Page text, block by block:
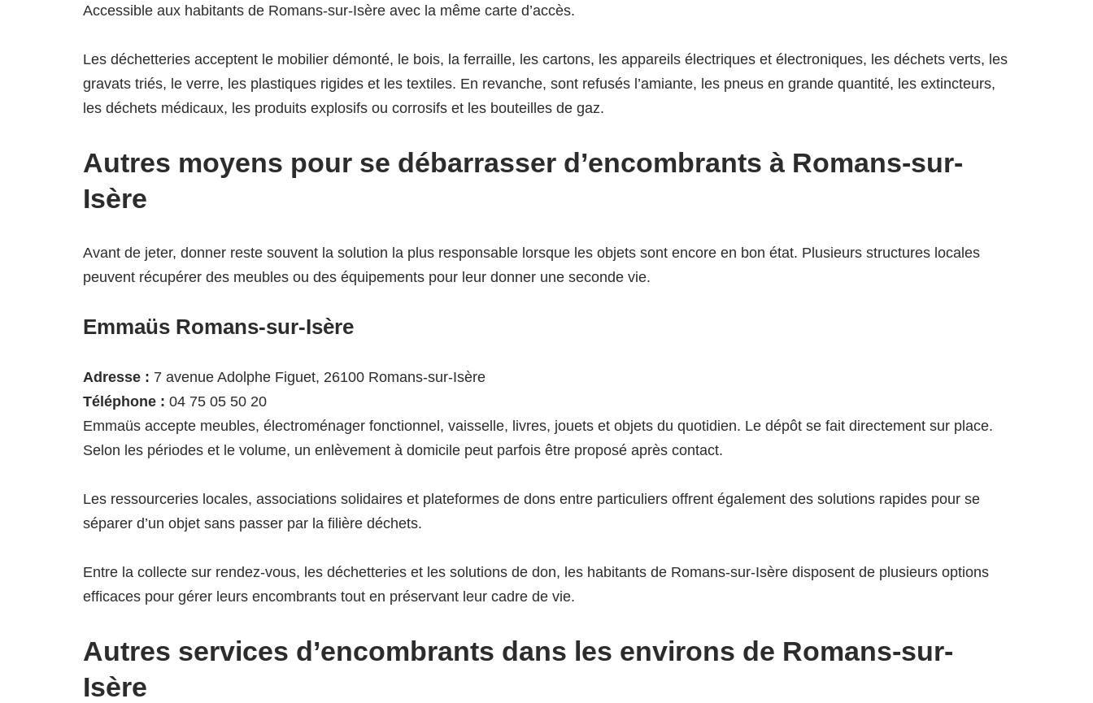
Accessible aux habitants de Romans-sur-Isère avec la même carte d’accès.
Les déchetteries acceptent le mobilier démonté, le bois, la ferraille, les cartons, les appareils électriques et électroniques, les déchets verts, les
gravats triés, le verre, les plastiques rigides et les textiles. En revanche, sont refusés l’amiante, les pneus en grande quantité, les extincteurs,
les déchets médicaux, les produits explosifs ou corrosifs et les bouteilles de gaz.
Autres moyens pour se débarrasser d’encombrants à Romans-sur-
Isère
Avant de jeter, donner reste souvent la solution la plus responsable lorsque les objets sont encore en bon état. Plusieurs structures locales
peuvent récupérer des meubles ou des équipements pour leur donner une seconde vie.
Emmaüs Romans-sur-Isère
Adresse : 7 avenue Adolphe Figuet, 26100 Romans-sur-Isère
Téléphone : 04 75 05 50 20
Emmaüs accepte meubles, électroménager fonctionnel, vaisselle, livres, jouets et objets du quotidien. Le dépôt se fait directement sur place.
Selon les périodes et le volume, un enlèvement à domicile peut parfois être proposé après contact.
Les ressourceries locales, associations solidaires et plateformes de dons entre particuliers offrent également des solutions rapides pour se
séparer d’un objet sans passer par la filière déchets.
Entre la collecte sur rendez-vous, les déchetteries et les solutions de don, les habitants de Romans-sur-Isère disposent de plusieurs options
efficaces pour gérer leurs encombrants tout en préservant leur cadre de vie.
Autres services d’encombrants dans les environs de Romans-sur-
Isère